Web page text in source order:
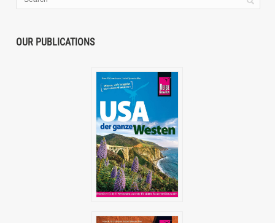
OUR PUBLICATIONS